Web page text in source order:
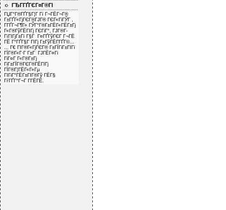
ГЂГ­ГҐГЄГ¤Г®ГІ
ГЏГ°Г®ГҐГ§Г¦Г Гї Г¬ГЁГ¬Г®
Г±ГҐГ«ГјГЄГ®ГЈГ® ГЄГ«ГіГЎГ ,
Г­ГҐГ¬Г¶Г» ГЎГ°Г®Г±ГЁГ«ГЁГ±Гј
Г«Г®ГўГЁГІГј ГЄГіГ°, ГЈГ®Г­
ГїГІГјГ±Гї Г§Г Г¤ГҐГўГЄГ Г¬ГЁ
ГЁ Г°ГҐГ§Г ГІГј Г±ГўГЁГ­ГҐГ©...
... Г€ ГІГ®Г«ГјГЄГ® Г±ГЇГіГ±ГІГї
ГЇГ®Г«Г·Г Г±Г ГЈГЁГ¤Гі
ГіГ¤Г Г«Г®Г±Гј
ГіГ±ГЇГ®ГЄГ®ГЁГІГј
ГЇГ®Г¦ГЁГ«Г»Гµ
ГІГіГ°ГЁГ±ГІГ®Гў ГЁГ§
ГѓГҐГ°Г¬Г Г­ГЁГЁ.